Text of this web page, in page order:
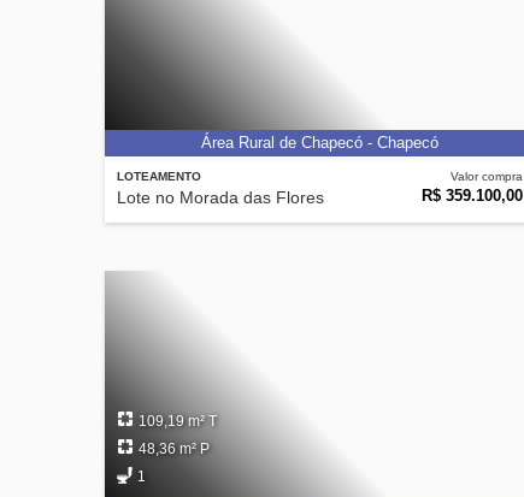
LOTEAMENTO
Lote no Morada das Flores
Valor compra
R$ 359.100,00
Área Rural de Chapecó - Chapecó
109,19 m² T
48,36 m² P
1